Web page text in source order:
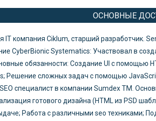
ОСНОВНЫЕ
IT компания Ciklum, старший разработчик.
CyberBionic Systematics: Участвовал в
обязанности: Создание UI с помощью
Решение сложных задач с помощью
специалист в компании Sumdex TM.
готового дизайна (HTML из PSD
Работа с различными seo техниками;